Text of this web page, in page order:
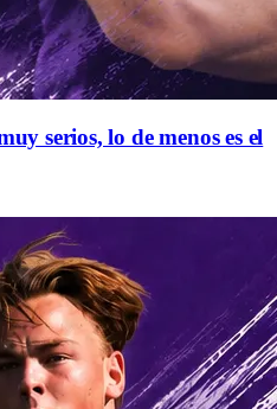
serios, lo de menos es el